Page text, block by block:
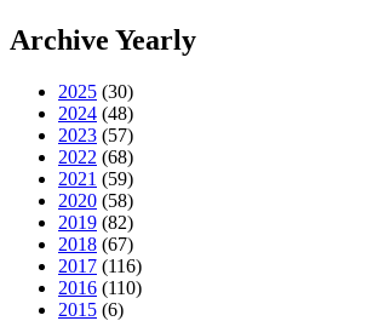
Archive Yearly
2025 (30)
2024 (48)
2023 (57)
2022 (68)
2021 (59)
2020 (58)
2019 (82)
2018 (67)
2017 (116)
2016 (110)
2015 (6)